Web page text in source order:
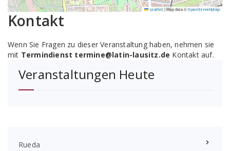
Leaflet |Map data ©OpenStreetMap
Kontakt
Wenn Sie Fragen zu dieser Veranstaltung haben, nehmen sie
mit Termindienst termine@latin-lausitz.de Kontakt auf.
Veranstaltungen Heute
Rueda